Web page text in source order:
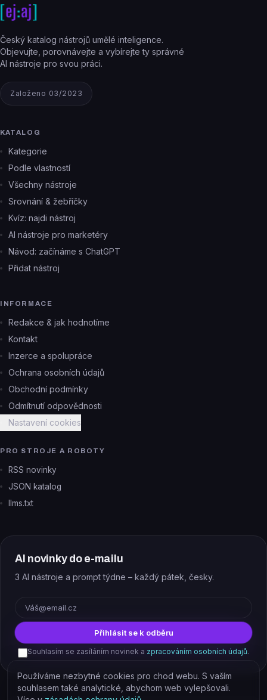
Český katalog nástrojů umělé inteligence.
Objevujte, porovnávejte a vybírejte ty správné
AI nástroje pro svou práci.
Založeno 03/2023
KATALOG
Kategorie
Podle vlastností
Všechny nástroje
Srovnání & žebříčky
Kvíz: najdi nástroj
AI nástroje pro marketéry
Návod: začínáme s ChatGPT
Přidat nástroj
INFORMACE
Redakce & jak hodnotíme
Kontakt
Inzerce a spolupráce
Ochrana osobních údajů
Obchodní podmínky
Odmítnutí odpovědnosti
Nastavení cookies
PRO STROJE A ROBOTY
RSS novinky
JSON katalog
llms.txt
AI novinky do e-mailu
3 AI nástroje a prompt týdne – každý pátek, česky.
Přihlásit se k odběru
Souhlasím se zasíláním novinek a zpracováním osobních údajů.
Používáme nezbytné cookies pro chod webu. S vaším
souhlasem také analytické, abychom web vylepšovali.